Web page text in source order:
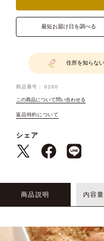
最短お届け日を調べる
住所を知らな
商品番号 0260
この商品について問い合わせる
返品特約について
シェア
商品説明 内容